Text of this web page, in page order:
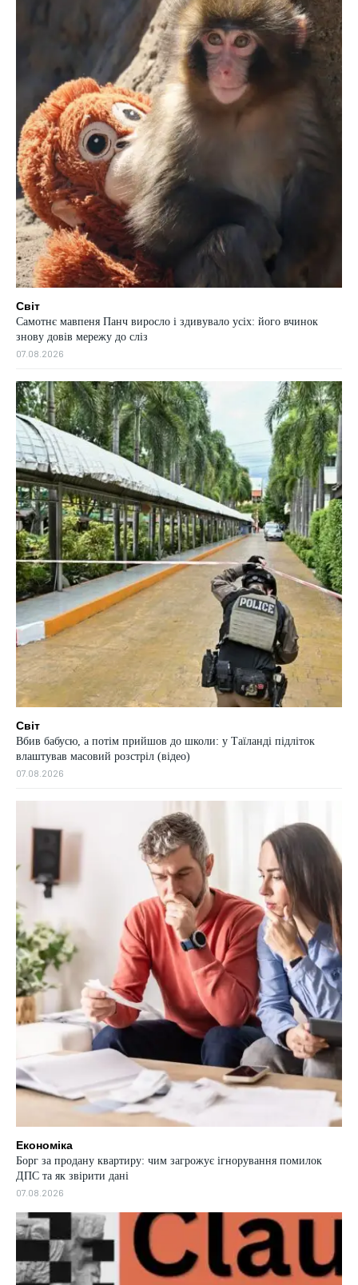
Світ
Самотнє мавпеня Панч виросло і здивувало усіх: його вчинок
знову довів мережу до сліз
07.08.2026
Світ
Вбив бабусю, а потім прийшов до школи: у Таїланді підліток
влаштував масовий розстріл (відео)
07.08.2026
Економіка
Борг за продану квартиру: чим загрожує ігнорування помилок
ДПС та як звірити дані
07.08.2026